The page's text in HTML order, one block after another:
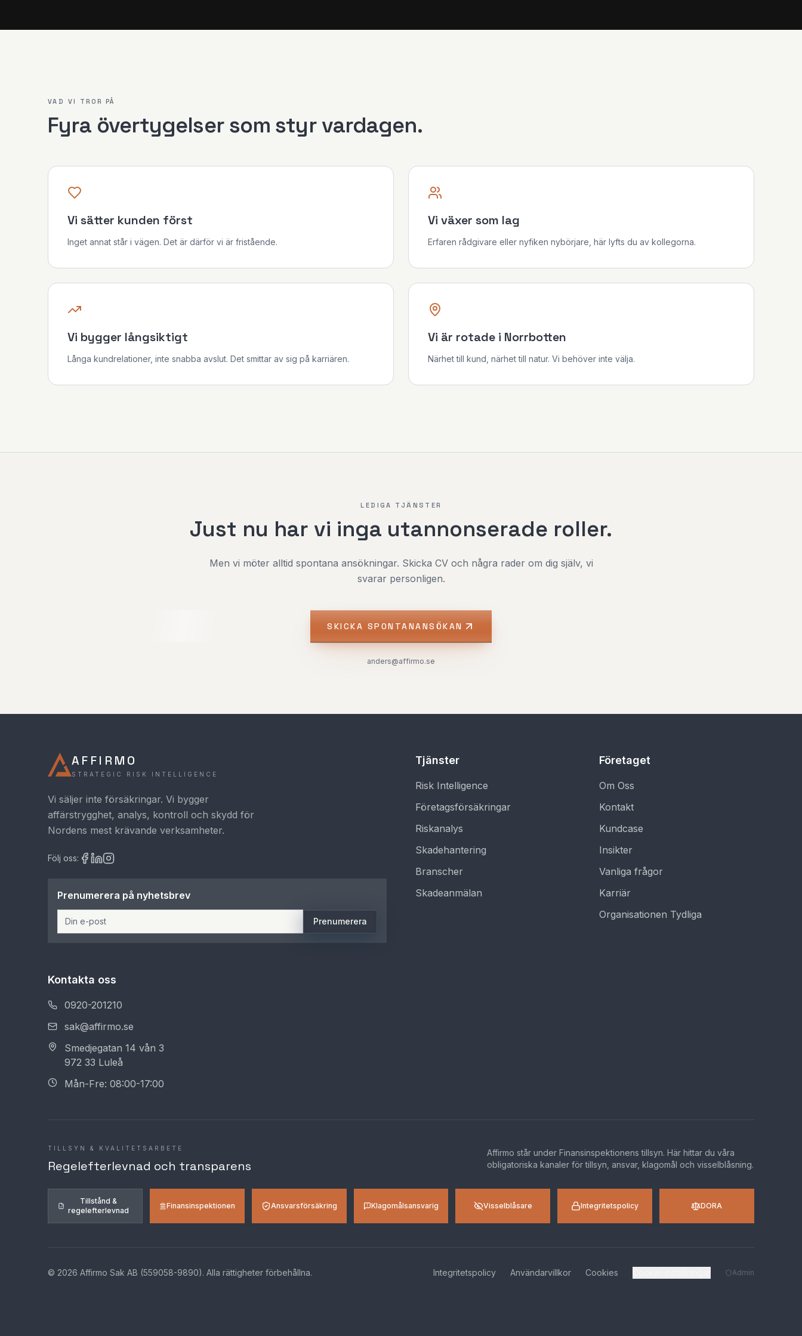
VAD VI TROR PÅ
Fyra övertygelser som styr vardagen.
Vi sätter kunden först
Inget annat står i vägen. Det är därför vi är fristående.
Vi växer som lag
Erfaren rådgivare eller nyfiken nybörjare, här lyfts du av kollegorna.
Vi bygger långsiktigt
Långa kundrelationer, inte snabba avslut. Det smittar av sig på karriären.
Vi är rotade i Norrbotten
Närhet till kund, närhet till natur. Vi behöver inte välja.
LEDIGA TJÄNSTER
Just nu har vi inga utannonserade roller.
Men vi möter alltid spontana ansökningar. Skicka CV och några rader om dig själv, vi
svarar personligen.
SKICKA SPONTANANSÖKAN
anders@affirmo.se
AFFIRMO
STRATEGIC RISK INTELLIGENCE
Vi säljer inte försäkringar. Vi bygger
affärstrygghet, analys, kontroll och skydd för
Nordens mest krävande verksamheter.
Följ oss:
Prenumerera på nyhetsbrev
Prenumerera
Tjänster
Risk Intelligence
Företagsförsäkringar
Riskanalys
Skadehantering
Branscher
Skadeanmälan
Företaget
Om Oss
Kontakt
Kundcase
Insikter
Vanliga frågor
Karriär
Organisationen Tydliga
Kontakta oss
0920-201210
sak@affirmo.se
Smedjegatan 14 vån 3
972 33 Luleå
Mån-Fre: 08:00-17:00
TILLSYN & KVALITETSARBETE
Regelefterlevnad och transparens
Affirmo står under Finansinspektionens tillsyn. Här hittar du våra
obligatoriska kanaler för tillsyn, ansvar, klagomål och visselblåsning.
Tillstånd &
regelefterlevnad
Finansinspektionen Ansvarsförsäkring Klagomålsansvarig Visselblåsare Integritetspolicy DORA
© 2026 Affirmo Sak AB (559058-9890). Alla rättigheter förbehållna. Integritetspolicy Användarvillkor Cookies Admin